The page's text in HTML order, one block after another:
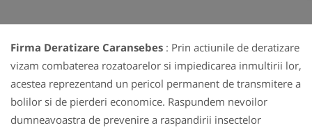
Firma Deratizare Caransebes : Prin actiunile de deratizare
vizam combaterea rozatoarelor si impiedicarea inmultirii lor,
acestea reprezentand un pericol permanent de transmitere a
bolilor si de pierderi economice. Raspundem nevoilor
dumneavoastra de prevenire a raspandirii insectelor